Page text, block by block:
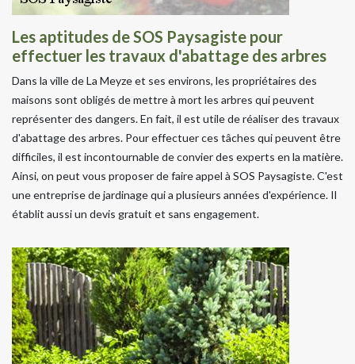
Les aptitudes de SOS Paysagiste pour
effectuer les travaux d'abattage des arbres
Dans la ville de La Meyze et ses environs, les propriétaires des
maisons sont obligés de mettre à mort les arbres qui peuvent
représenter des dangers. En fait, il est utile de réaliser des travaux
d'abattage des arbres. Pour effectuer ces tâches qui peuvent être
difficiles, il est incontournable de convier des experts en la matière.
Ainsi, on peut vous proposer de faire appel à SOS Paysagiste. C'est
une entreprise de jardinage qui a plusieurs années d'expérience. Il
établit aussi un devis gratuit et sans engagement.